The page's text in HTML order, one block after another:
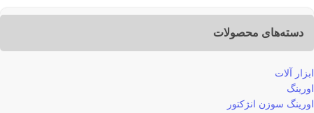
دسته‌های محصولات
ابزار آلات
اورینگ
اورینگ سوزن انژکتور